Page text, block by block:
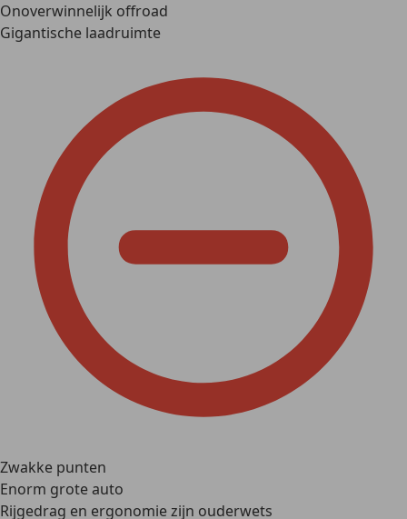
Onoverwinnelijk offroad
Gigantische laadruimte
Zwakke punten
Enorm grote auto
Rijgedrag en ergonomie zijn ouderwets